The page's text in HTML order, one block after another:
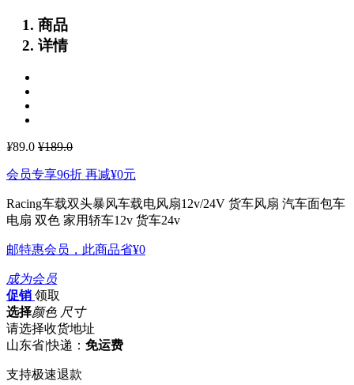
商品
详情
¥89.0 ¥189.0
会员专享96折 再减¥0元
Racing车载双头暴风车载电风扇12v/24V 货车风扇 汽车面包车
电扇 双色 家用轿车12v 货车24v
邮特惠会员，此商品省¥0
成为会员
促销 领取
选择颜色 尺寸
请选择收货地址
山东省|快递： 免运费
支持极速退款